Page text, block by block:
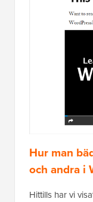
Hur man
och andra i
Hittills har vi